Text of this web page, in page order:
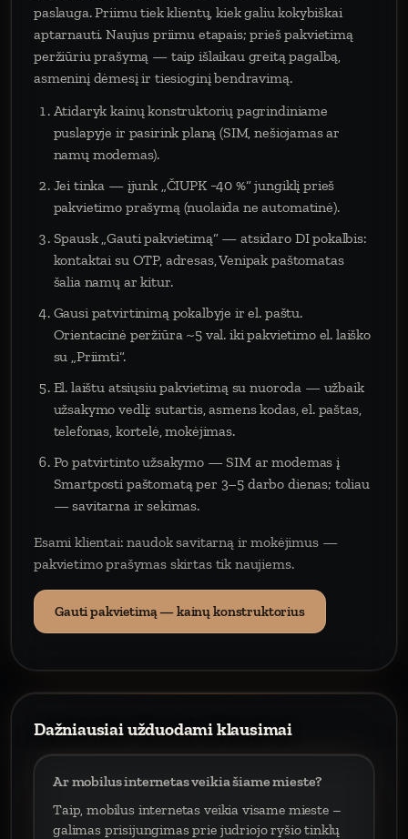
paslauga. Priimu tiek klientų, kiek galiu kokybiškai
aptarnauti. Naujus priimu etapais; prieš pakvietimą
peržiūriu prašymą — taip išlaikau greitą pagalbą,
asmeninį dėmesį ir tiesioginį bendravimą.
Atidaryk kainų konstruktorių pagrindiniame
puslapyje ir pasirink planą (SIM, nešiojamas ar
namų modemas).
Jei tinka — įjunk „ČIUPK −40 %“ jungiklį prieš
pakvietimo prašymą (nuolaida ne automatinė).
Spausk „Gauti pakvietimą“ — atsidaro DI pokalbis:
kontaktai su OTP, adresas, Venipak paštomatas
šalia namų ar kitur.
Gausi patvirtinimą pokalbyje ir el. paštu.
Orientacinė peržiūra ~5 val. iki pakvietimo el. laiško
su „Priimti“.
El. laištu atsiųsiu pakvietimą su nuoroda — užbaik
užsakymo vedlį: sutartis, asmens kodas, el. paštas,
telefonas, kortelė, mokėjimas.
Po patvirtinto užsakymo — SIM ar modemas į
Smartposti paštomatą per 3–5 darbo dienas; toliau
— savitarna ir sekimas.
Esami klientai: naudok savitarną ir mokėjimus —
pakvietimo prašymas skirtas tik naujiems.
Gauti pakvietimą — kainų konstruktorius
Dažniausiai užduodami klausimai
Ar mobilus internetas veikia šiame mieste?
Taip, mobilus internetas veikia visame mieste –
galimas prisijungimas prie judriojo ryšio tinklų